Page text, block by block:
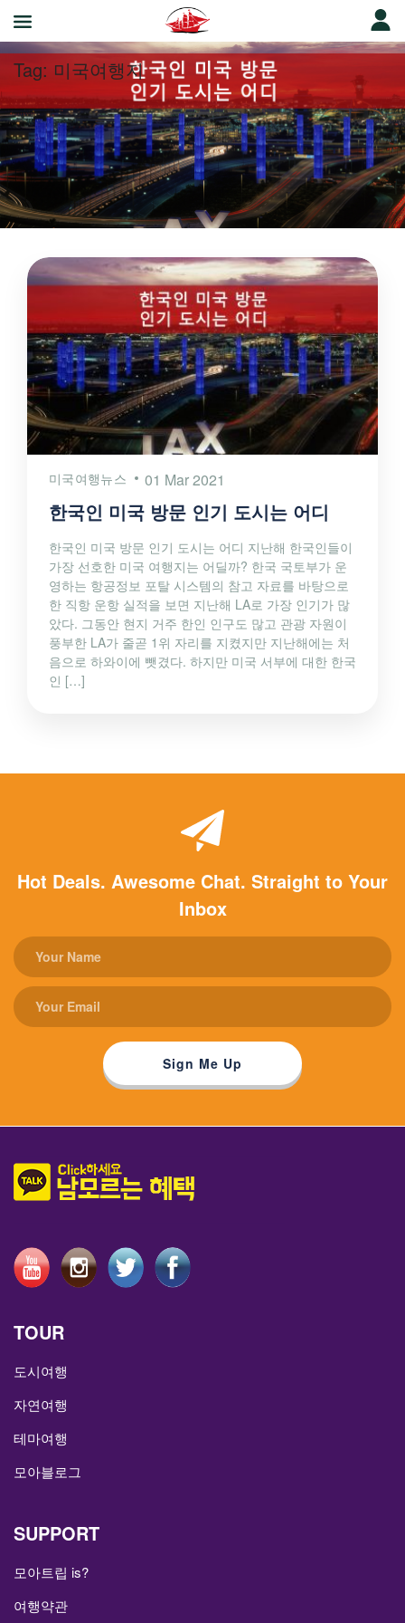
Tag: 미국여행지
미국여행뉴스 01 Mar 2021
한국인 미국 방문 인기 도시는 어디
한국인 미국 방문 인기 도시는 어디 지난해 한국인들이
가장 선호한 미국 여행지는 어딜까? 한국 국토부가 운
영하는 항공정보 포탈 시스템의 참고 자료를 바탕으로
한 직항 운항 실적을 보면 지난해 LA로 가장 인기가 많
았다. 그동안 현지 거주 한인 인구도 많고 관광 자원이
풍부한 LA가 줄곧 1위 자리를 지켰지만 지난해에는 처
음으로 하와이에 뺏겼다. 하지만 미국 서부에 대한 한국
인 […]
Hot Deals. Awesome Chat. Straight to Your
Inbox
TOUR
도시여행
자연여행
테마여행
모아블로그
SUPPORT
모아트립 is?
여행약관